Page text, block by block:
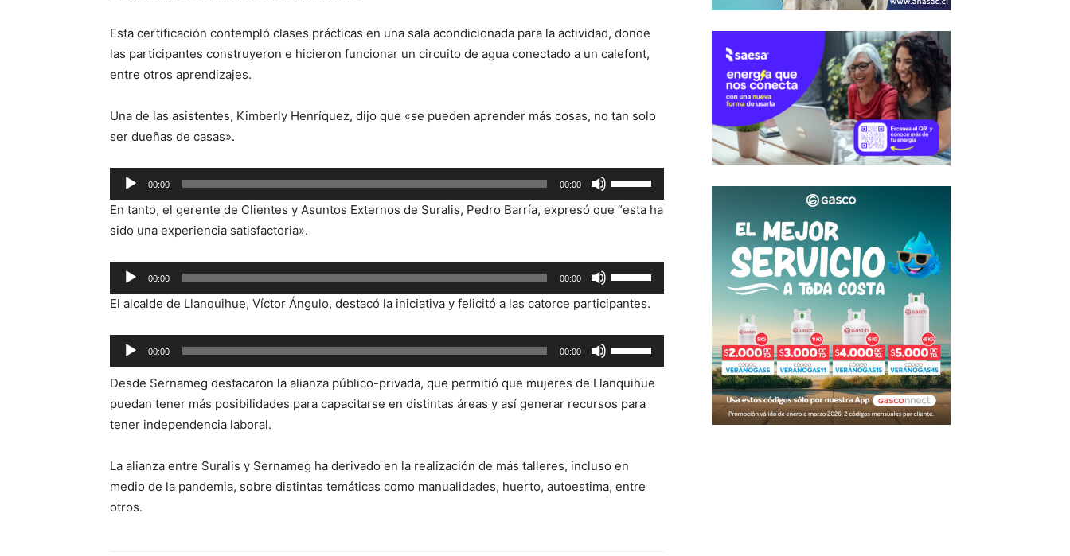
Esta certificación contempló clases prácticas en una sala acondicionada para la actividad, donde
las participantes construyeron e hicieron funcionar un circuito de agua conectado a un calefont,
entre otros aprendizajes.
Una de las asistentes, Kimberly Henríquez, dijo que «se pueden aprender más cosas, no tan solo
ser dueñas de casas».
Reproductor
de
audio
00:00 00:00
las
teclas
flecha
arriba/abajo
para
el
volumen.
En tanto, el gerente de Clientes y Asuntos Externos de Suralis, Pedro Barría, expresó que “esta ha
sido una experiencia satisfactoria».
Reproductor
de
audio
00:00 00:00
las
teclas
de
flecha
El alcalde de Llanquihue, Víctor Ángulo, destacó la iniciativa y felicitó a las catorce participantes.
Reproductor
de
audio
00:00 00:00
las
teclas
de
para
aumentar
Desde Sernameg destacaron la alianza público-privada, que permitió que mujeres de Llanquihue
puedan tener más posibilidades para capacitarse en distintas áreas y así generar recursos para
tener independencia laboral.
La alianza entre Suralis y Sernameg ha derivado en la realización de más talleres, incluso en
medio de la pandemia, sobre distintas temáticas como manualidades, huerto, autoestima, entre
otros.